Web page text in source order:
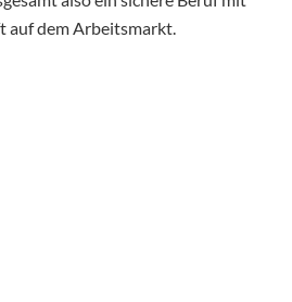
auf dem Arbeitsmarkt.